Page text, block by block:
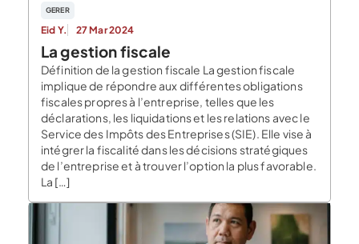
GERER
Eid Y. 27 Mar 2024
La gestion fiscale
Définition de la gestion fiscale La gestion fiscale
implique de répondre aux différentes obligations
fiscales propres à l’entreprise, telles que les
déclarations, les liquidations et les relations avec le
Service des Impôts des Entreprises (SIE). Elle vise à
intégrer la fiscalité dans les décisions stratégiques
de l’entreprise et à trouver l’option la plus favorable.
La […]